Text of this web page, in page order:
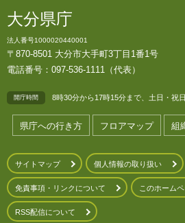
大分県庁
法人番号1000020440001
〒870-8501 大分市大手町3丁目1番1号
電話番号：097-536-1111（代表）
開庁時間 8時30分から17時15分まで、土日・祝
県庁への行き方 フロアマップ 組
サイトマップ 個人情報の取り扱い
免責事項・リンクについて このホーム
RSS配信について